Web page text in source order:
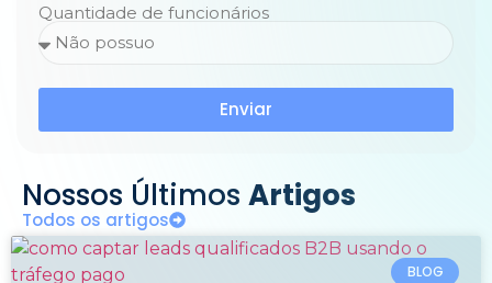
Quantidade de funcionários
Enviar
Nossos Últimos Artigos
Todos os artigos
BLOG